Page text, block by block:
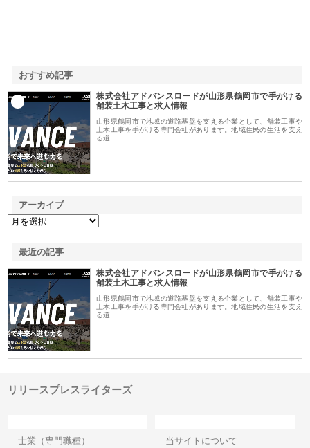
おすすめ記事
株式会社アドバンスロードが山形県鶴岡市で手がける
舗装土木工事と求人情報
山形県鶴岡市で地域の道路基盤を支える企業として、舗装工事や
土木工事を手がける専門会社があります。地域住民の生活を支え
る道…
アーカイブ
最近の記事
株式会社アドバンスロードが山形県鶴岡市で手がける
舗装土木工事と求人情報
山形県鶴岡市で地域の道路基盤を支える企業として、舗装工事や
土木工事を手がける専門会社があります。地域住民の生活を支え
る道…
リリースプレスライターズ
士業（専門職種）
当サイトについて